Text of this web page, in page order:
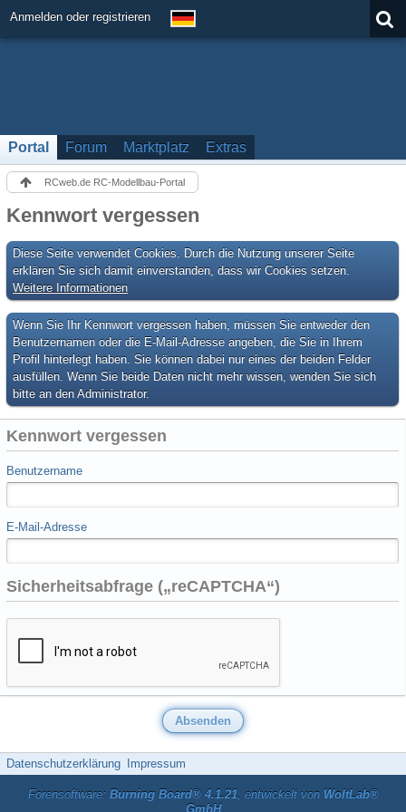
Anmelden oder registrieren
Portal Forum Marktplatz Extras
RCweb.de RC-Modellbau-Portal
Kennwort vergessen
Diese Seite verwendet Cookies. Durch die Nutzung unserer Seite
erklären Sie sich damit einverstanden, dass wir Cookies setzen.
Weitere Informationen
Wenn Sie Ihr Kennwort vergessen haben, müssen Sie entweder den
Benutzernamen oder die E-Mail-Adresse angeben, die Sie in Ihrem
Profil hinterlegt haben. Sie können dabei nur eines der beiden Felder
ausfüllen. Wenn Sie beide Daten nicht mehr wissen, wenden Sie sich
bitte an den Administrator.
Kennwort vergessen
Benutzername
E-Mail-Adresse
Sicherheitsabfrage („reCAPTCHA“)
Datenschutzerklärung Impressum
Forensoftware: Burning Board® 4.1.21, entwickelt von WoltLab®
GmbH